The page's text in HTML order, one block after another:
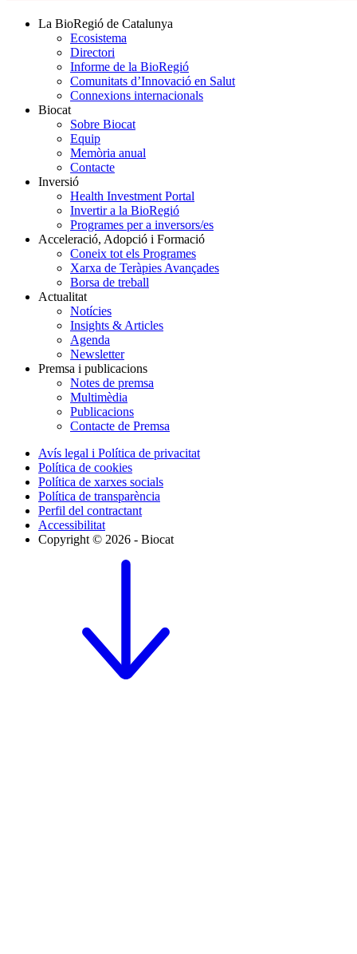
La BioRegió de Catalunya
Ecosistema
Directori
Informe de la BioRegió
Comunitats d’Innovació en Salut
Connexions internacionals
Biocat
Sobre Biocat
Equip
Memòria anual
Contacte
Inversió
Health Investment Portal
Invertir a la BioRegió
Programes per a inversors/es
Acceleració, Adopció i Formació
Coneix tot els Programes
Xarxa de Teràpies Avançades
Borsa de treball
Actualitat
Notícies
Insights & Articles
Agenda
Newsletter
Premsa i publicacions
Notes de premsa
Multimèdia
Publicacions
Contacte de Premsa
Avís legal i Política de privacitat
Política de cookies
Política de xarxes socials
Política de transparència
Perfil del contractant
Accessibilitat
Copyright © 2026 - Biocat